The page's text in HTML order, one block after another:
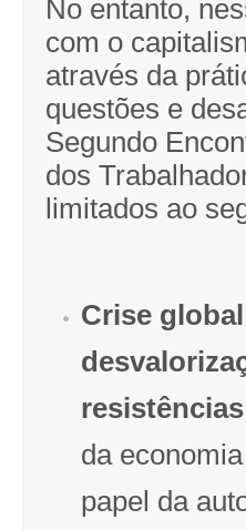
No entanto,
com o
através da
questões e
Segundo
dos
limitados ao
Crise
da
papel da